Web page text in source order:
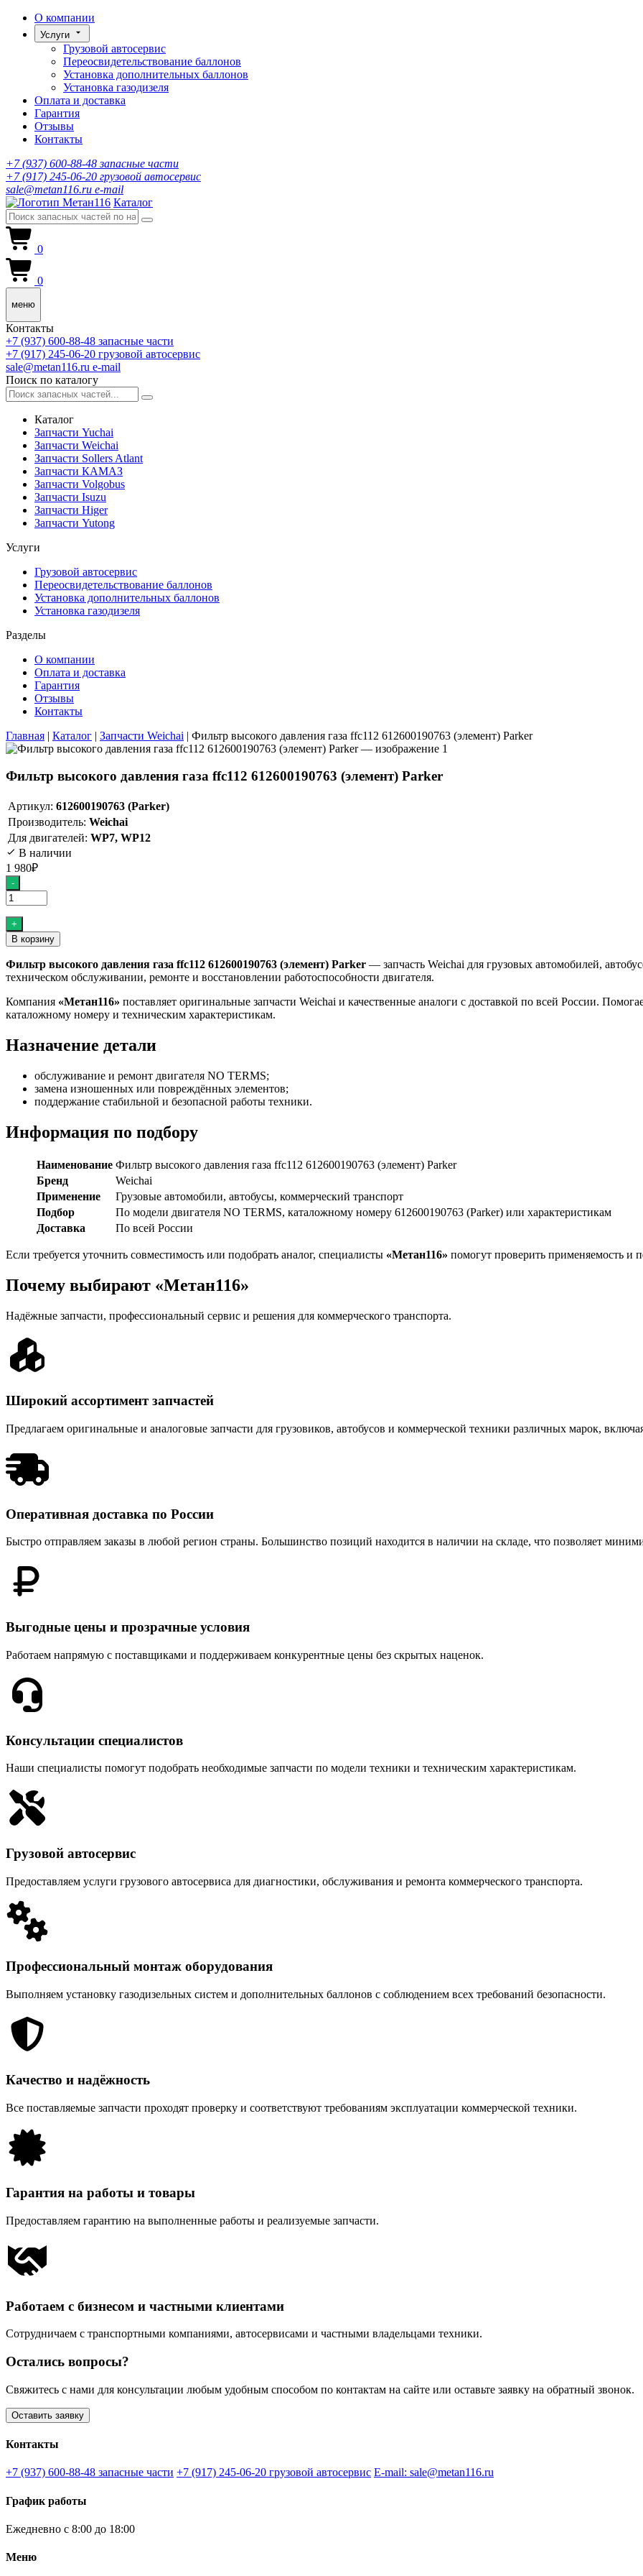
О компании
Услуги
Грузовой автосервис
Переосвидетельствование баллонов
Установка дополнительных баллонов
Установка газодизеля
Оплата и доставка
Гарантия
Отзывы
Контакты
+7 (937) 600-88-48запасные части
+7 (917) 245-06-20 грузовой автосервис
sale@metan116.ru e-mail
Каталог
0
0
меню
Контакты
+7 (937) 600-88-48 запасные части
+7 (917) 245-06-20 грузовой автосервис
sale@metan116.ru e-mail
Поиск по каталогу
Каталог
Запчасти Yuchai
Запчасти Weichai
Запчасти Sollers Atlant
Запчасти КАМАЗ
Запчасти Volgobus
Запчасти Isuzu
Запчасти Higer
Запчасти Yutong
Услуги
Грузовой автосервис
Переосвидетельствование баллонов
Установка дополнительных баллонов
Установка газодизеля
Разделы
О компании
Оплата и доставка
Гарантия
Отзывы
Контакты
Главная | Каталог | Запчасти Weichai | Фильтр высокого давления газа ffc112 612600190763 (элемент) Parker
Фильтр высокого давления газа ffc112 612600190763 (элемент) Parker
Артикул: 612600190763 (Parker)
Производитель: Weichai
Для двигателей: WP7, WP12
В наличии
1 980₽
Количество
товара
Фильтр
высокого
давления
газа
ffc112
612600190763
(элемент)
Parker
-
+
В корзину
Фильтр высокого давления газа ffc112 612600190763 (элемент) Parker — запчасть Weichai для грузовых автомобилей,
техническом обслуживании, ремонте и восстановлении работоспособности двигателя.
Компания «Метан116» поставляет оригинальные запчасти Weichai и качественные аналоги с доставкой по всей России.
каталожному номеру и техническим характеристикам.
Назначение детали
обслуживание и ремонт двигателя NO TERMS;
замена изношенных или повреждённых элементов;
поддержание стабильной и безопасной работы техники.
Информация по подбору
Наименование Фильтр высокого давления газа ffc112 612600190763 (элемент) Parker
Бренд
Weichai
Применение
Грузовые автомобили, автобусы, коммерческий транспорт
Подбор
По модели двигателя NO TERMS, каталожному номеру 612600190763 (Parker) или характеристикам
Доставка
По всей России
Если требуется уточнить совместимость или подобрать аналог, специалисты «Метан116» помогут проверить применяемость и
Почему выбирают «Метан116»
Надёжные запчасти, профессиональный сервис и решения для коммерческого транспорта.
Широкий ассортимент запчастей
Предлагаем оригинальные и аналоговые запчасти для грузовиков, автобусов и коммерческой техники различных марок,
Оперативная доставка по России
Быстро отправляем заказы в любой регион страны. Большинство позиций находится в наличии на складе, что позволяет
Выгодные цены и прозрачные условия
Работаем напрямую с поставщиками и поддерживаем конкурентные цены без скрытых наценок.
Консультации специалистов
Наши специалисты помогут подобрать необходимые запчасти по модели техники и техническим характеристикам.
Грузовой автосервис
Предоставляем услуги грузового автосервиса для диагностики, обслуживания и ремонта коммерческого транспорта.
Профессиональный монтаж оборудования
Выполняем установку газодизельных систем и дополнительных баллонов с соблюдением всех требований безопасности.
Качество и надёжность
Все поставляемые запчасти проходят проверку и соответствуют требованиям эксплуатации коммерческой техники.
Гарантия на работы и товары
Предоставляем гарантию на выполненные работы и реализуемые запчасти.
Работаем с бизнесом и частными клиентами
Сотрудничаем с транспортными компаниями, автосервисами и частными владельцами техники.
Остались вопросы?
Свяжитесь с нами для консультации любым удобным способом по контактам на сайте или оставьте заявку на обратный звонок.
Оставить заявку
Контакты
+7 (937) 600-88-48 запасные части +7 (917) 245-06-20 грузовой автосервис E-mail: sale@metan116.ru
График работы
Ежедневно с 8:00 до 18:00
Меню